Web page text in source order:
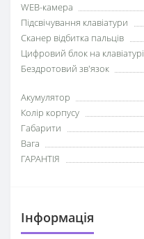
WEB-камера
Підсвічування клавіатури
Сканер відбитка пальців
Цифровий блок на клавіатурі
Бездротовий зв'язок
Акумулятор
Колір корпусу
Габарити
Вага
ГАРАНТІЯ
Iнформація